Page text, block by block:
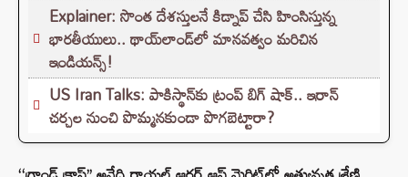
Explainer: సొంత దేశస్తులనే కిడ్నాప్ చేసి హింసిస్తున్న
భారతీయులు.. థాయ్‌లాండ్‌లో మానవత్వం మరిచిన
ఇండియన్స్!
US Iran Talks: పాకిస్థాన్‌కు ట్రంప్ బిగ్ షాక్.. ఇరాన్
చర్చల నుంచి పొమ్మనకుండా పొగబెట్టారా?